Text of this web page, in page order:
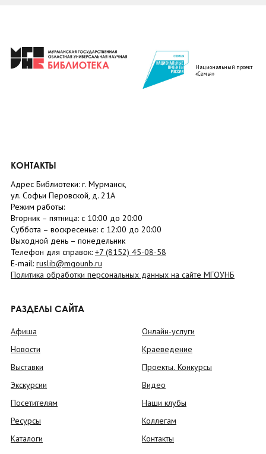
Национальный проект
«Семья»
КОНТАКТЫ
Адрес Библиотеки: г. Мурманск,
ул. Софьи Перовской, д. 21А
Режим работы:
Вторник – пятница: с 10:00 до 20:00
Суббота – воскресенье: c 12:00 до 20:00
Выходной день – понедельник
Телефон для справок: +7 (8152) 45-08-58
E-mail: ruslib@mgounb.ru
Политика обработки персональных данных на сайте МГОУНБ
РАЗДЕЛЫ САЙТА
Афиша
Новости
Выставки
Экскурсии
Посетителям
Ресурсы
Каталоги
Онлайн-услуги
Краеведение
Проекты. Конкурсы
Видео
Наши клубы
Коллегам
Контакты